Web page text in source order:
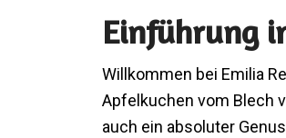
Einführung
Willkommen bei Emilia
Apfelkuchen vom Blech
auch ein absoluter